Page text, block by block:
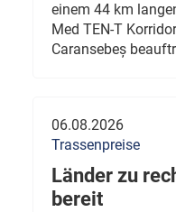
einem 44 km
Med TEN-T
Caransebeș
06.08.2026
Trassenpreise
Länder zu
bereit